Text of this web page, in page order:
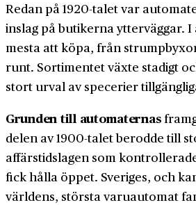
Redan på 1920-talet var
inslag på butikerna ytterväggar.
mesta att köpa, från
runt. Sortimentet växte stadigt
stort urval av specerier
Grunden till automaternas
delen av 1900-talet berodde till
affärstidslagen som
fick hålla öppet. Sveriges, och
världens, största varuautomat